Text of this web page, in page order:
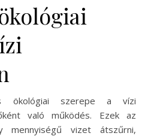
ökológiai szerepe a vízi
való működés. Ezek az
mennyiségű vizet átszűrni,